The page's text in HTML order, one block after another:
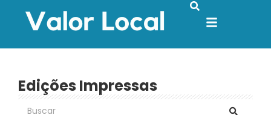
Edições Impressas